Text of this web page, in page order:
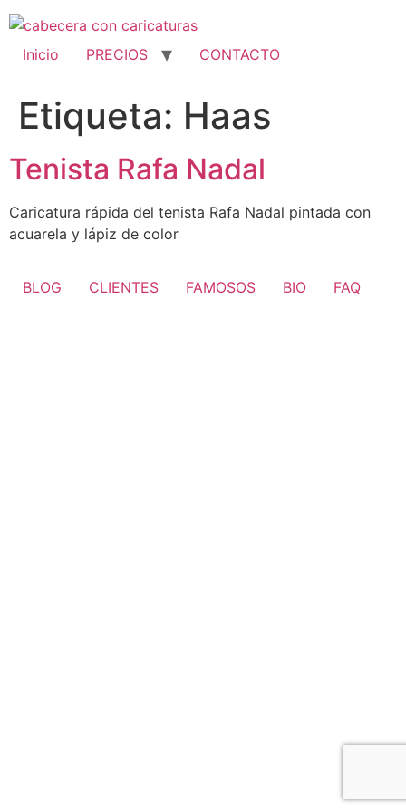
al
contenido
Inicio PRECIOS CONTACTO
Etiqueta: Haas
Tenista Rafa Nadal
Caricatura rápida del tenista Rafa Nadal pintada con
acuarela y lápiz de color
BLOG CLIENTES FAMOSOS BIO FAQ